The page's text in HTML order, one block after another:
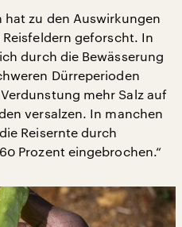
hat zu den Auswirkungen
geforscht. In
durch die Bewässerung
Dürreperioden
mehr Salz auf
versalzen. In manchen
Reisernte durch
Prozent eingebrochen.“